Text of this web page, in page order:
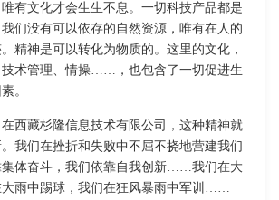
有文化才会生生不息。一切科技产品都是
们没有可以依存的自然资源，唯有在人的
精神是可以转化为物质的。这里的文化，
技术管理、情操……，也包含了一切促进生
。
西藏杉隆信息技术有限公司，这种精神就
我们在挫折和失败中不屈不挠地营建我们
集体奋斗，我们依靠自我创新……我们在大
大雨中踢球，我们在狂风暴雨中军训……